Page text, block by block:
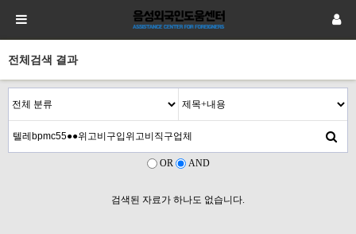
전체검색 결과
OR AND
검색된 자료가 하나도 없습니다.